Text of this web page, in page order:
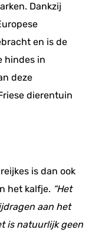
Dankzij
en is de
hindes in
deze
dierentuin
is dan ook
het kalfje. “Het
aan het
is natuurlijk geen